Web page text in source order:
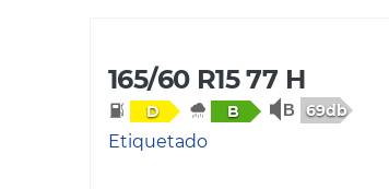
165/60 R15 77 H
D B 69db
Etiquetado